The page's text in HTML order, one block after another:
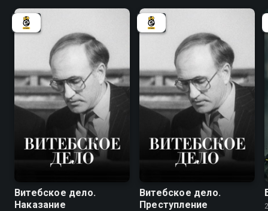
Витебское дело.
Наказание
Витебское дело.
Преступление